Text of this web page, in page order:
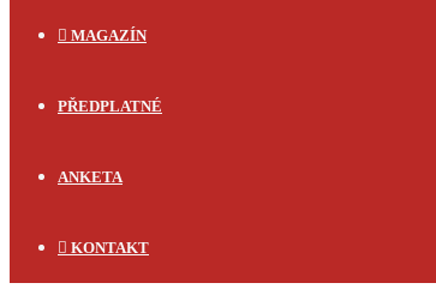
MAGAZÍN
PŘEDPLATNÉ
ANKETA
KONTAKT